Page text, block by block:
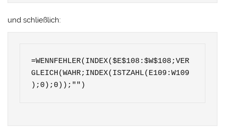
und schließlich:
=WENNFEHLER(INDEX($E$108:$W$108;VER
GLEICH(WAHR;INDEX(ISTZAHL(E109:W109
);0);0));"")